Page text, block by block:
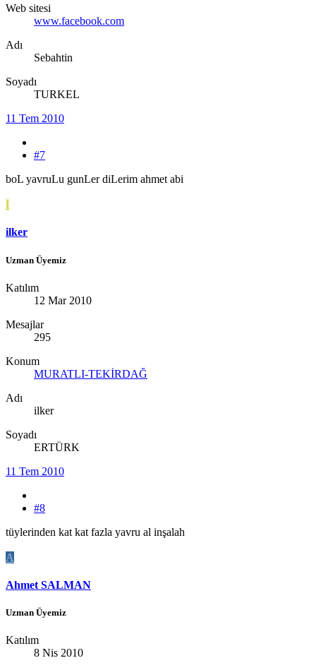
Web sitesi
www.facebook.com
Adı
Sebahtin
Soyadı
TURKEL
11 Tem 2010
#7
boL yavruLu gunLer diLerim ahmet abi
I
ilker
Uzman Üyemiz
Katılım
12 Mar 2010
Mesajlar
295
Konum
MURATLI-TEKİRDAĞ
Adı
ilker
Soyadı
ERTÜRK
11 Tem 2010
#8
tüylerinden kat kat fazla yavru al inşalah
A
Ahmet SALMAN
Uzman Üyemiz
Katılım
8 Nis 2010